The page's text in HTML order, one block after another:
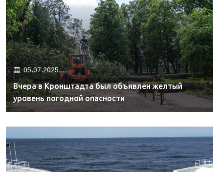
05.07.2025.
Вчера в Кронштадта был объявлен желтый
уровень погодной опасности